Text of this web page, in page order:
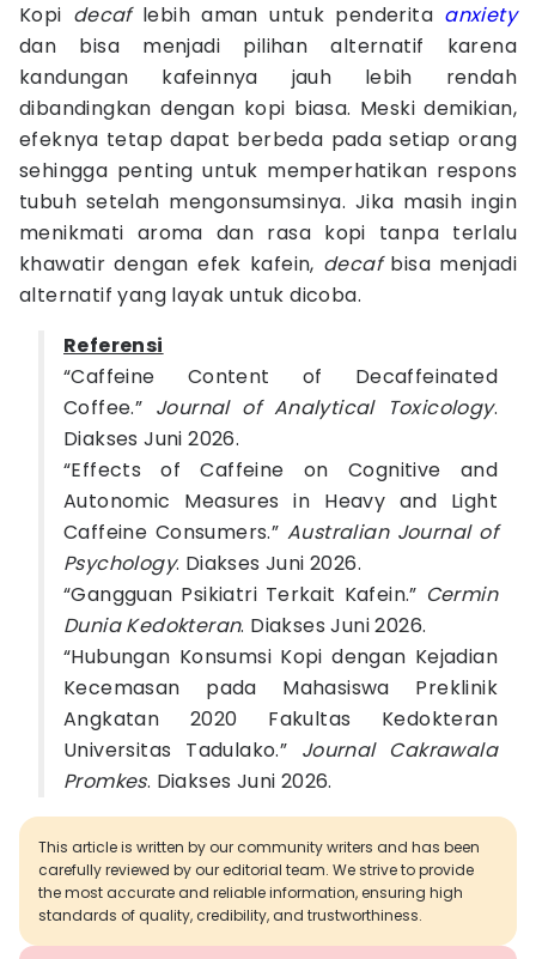
Kopi decaf lebih aman untuk penderita anxiety
dan bisa menjadi pilihan alternatif karena
kandungan kafeinnya jauh lebih rendah
dibandingkan dengan kopi biasa. Meski demikian,
efeknya tetap dapat berbeda pada setiap orang
sehingga penting untuk memperhatikan respons
tubuh setelah mengonsumsinya. Jika masih ingin
menikmati aroma dan rasa kopi tanpa terlalu
khawatir dengan efek kafein, decafbisa menjadi
alternatif yang layak untuk dicoba.
Referensi
“Caffeine Content of Decaffeinated
Coffee.” Journal of Analytical Toxicology.
Diakses Juni 2026.
“Effects of Caffeine on Cognitive and
Autonomic Measures in Heavy and Light
Caffeine Consumers.” Australian Journal of
Psychology. Diakses Juni 2026.
“Gangguan Psikiatri Terkait Kafein.” Cermin
Dunia Kedokteran. Diakses Juni 2026.
“Hubungan Konsumsi Kopi dengan Kejadian
Kecemasan pada Mahasiswa Preklinik
Angkatan 2020 Fakultas Kedokteran
Universitas Tadulako.” Journal Cakrawala
Promkes. Diakses Juni 2026.
This article is written by our community writers and has been
carefully reviewed by our editorial team. We strive to provide
the most accurate and reliable information, ensuring high
standards of quality, credibility, and trustworthiness.